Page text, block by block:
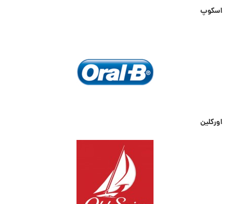
اسکوپ
اورکلین